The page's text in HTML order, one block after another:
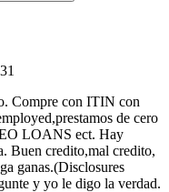
Compre con ITIN con
de cero
LOANS ect. Hay
Buen credito,mal credito,
ganas.(Disclosures
y yo le digo la verdad.